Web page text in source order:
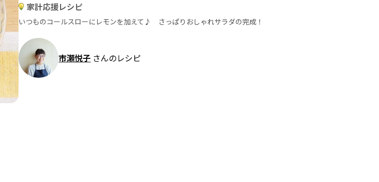
家計応援レシピ
いつものコールスローにレモンを加えて♪ さっぱりおしゃれサラダの完成！
市瀬悦子 さんのレシピ